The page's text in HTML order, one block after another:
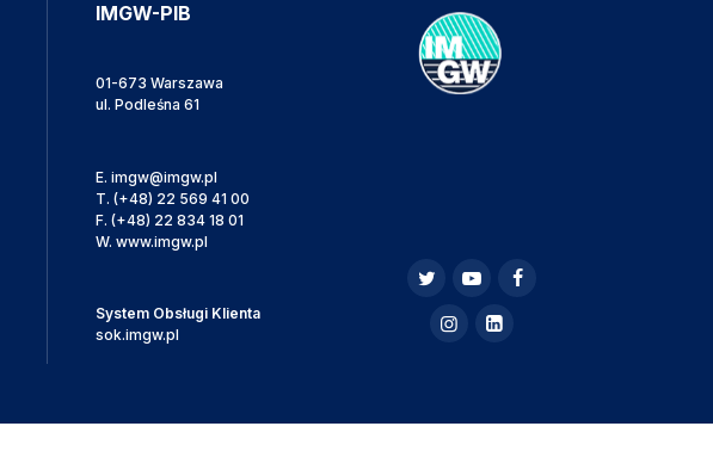
IMGW-PIB
01-673 Warszawa
ul. Podleśna 61
E. imgw@imgw.pl
T. (+48) 22 569 41 00
F. (+48) 22 834 18 01
W. www.imgw.pl
System Obsługi Klienta
sok.imgw.pl